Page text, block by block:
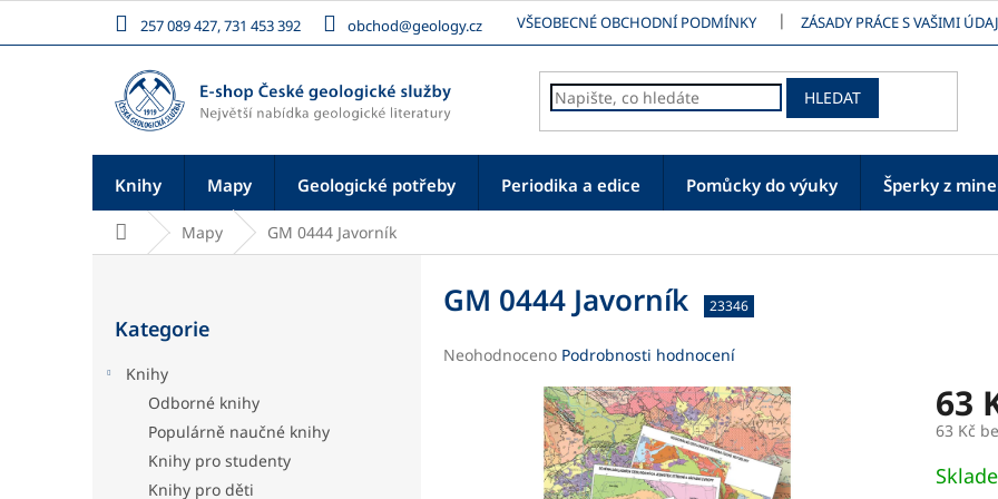
obsah
257 089 427, 731 453 392 obchod@geology.cz VŠEOBECNÉ OBCHODNÍ PODMÍNKY ZÁSADY PRÁCE S VAŠIMI
HLEDAT
Knihy Mapy Geologické potřeby Periodika a edice Pomůcky do výuky Šperky z
Domů Mapy GM 0444 Javorník
kategorie
Kategorie
Knihy
Odborné knihy
Populárně naučné knihy
Knihy pro studenty
Knihy pro děti
GM 0444 Javorník 23346
Průměrné
Neohodnoceno Podrobnosti hodnocení
63
63 Kč
cena: